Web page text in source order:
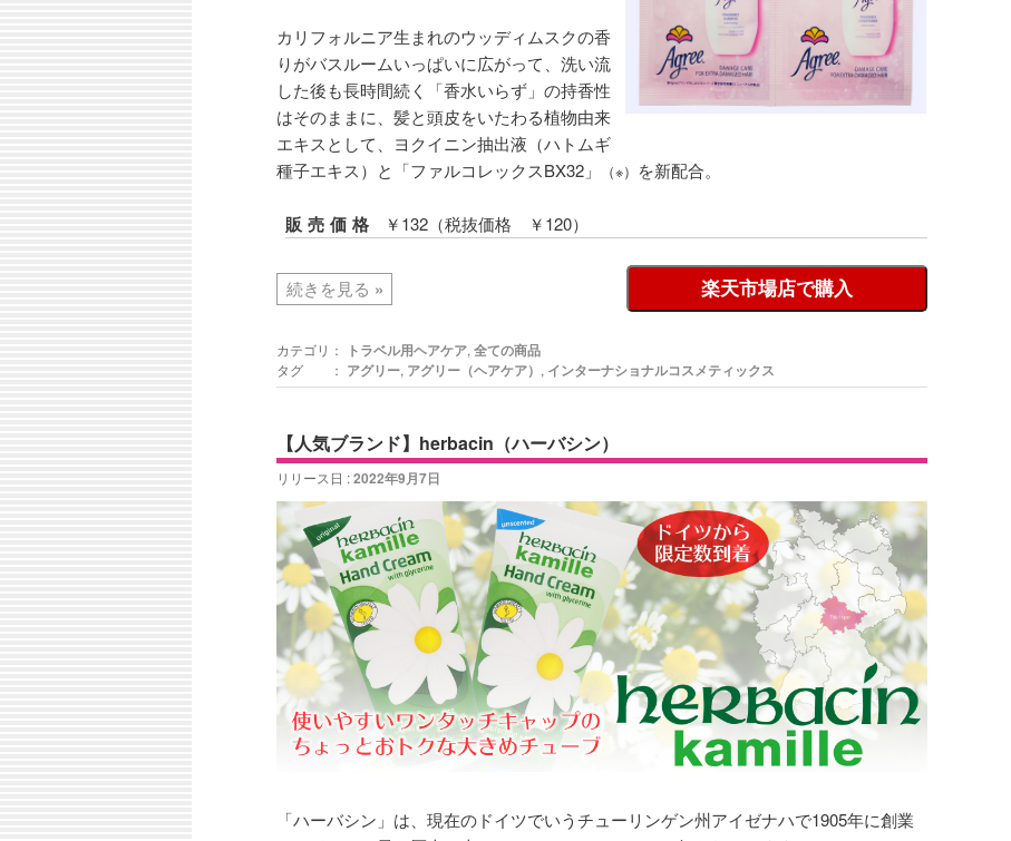
カリフォルニア生まれのウッディムスクの香
りがバスルームいっぱいに広がって、洗い流
した後も長時間続く「香水いらず」の持香性
はそのままに、髪と頭皮をいたわる植物由来
エキスとして、ヨクイニン抽出液（ハトムギ
種子エキス）と「ファルコレックスBX32」
（※） を新配合。
販売価格 ￥132（税抜価格 ￥120）
楽天市場店で購入
続きを見る »
カテゴリ： トラベル用ヘアケア, 全ての商品
タグ ： アグリー, アグリー（ヘアケア） , インターナショナルコスメティックス
【人気ブランド】herbacin（ハーバシン）
リリース日 :2022年9月7日
「ハーバシン」は、現在のドイツでいうチューリンゲン州アイゼナハで1905年に創業